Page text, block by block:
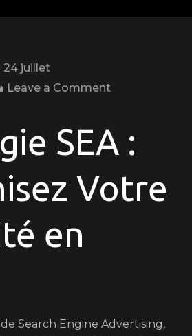
24 juillet
Leave a Comment
Visibilité
Ligne
avec
SEA :
Votre
en
Search Engine Advertising,